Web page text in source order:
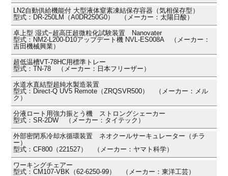
LN2自動供給機能付 大型液体窒素凍結保存容器（気相保存型）
型式：DR-250LM（A0DR250G0） （メーカー：太陽日酸）
卓上型 湿式−超高圧超微粒化試験装置 Nanovater
型式：NM2-L200-D10アップデート機 NVL-ES008A （メーカー：
吉田機械興業）
超低温槽VT-78HC用標準トレー
型式：TN-78 （メーカー：日本フリーザー）
水道水直結型超純水製造装置
型式：Direct-Q UV5 Remote（ZRQSVR500） （メーカー：メル
ク）
分液ロート用強力振とう機 ストロングシェーカー
型式：SR-2DW （メーカー：タイテック）
外部密閉系冷却水循環装置 ネオクールサーキュレーター（チラ
ー）
型式：CF800（221527） （メーカー：ヤマト科学）
ワーキングチェアー
型式：CM107-VBK（62-6250-99） （メーカー：東洋工芸）